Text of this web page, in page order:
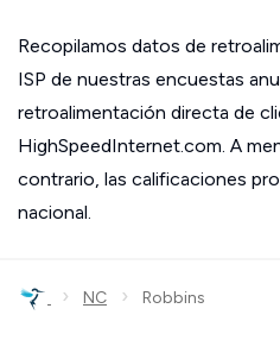
Recopilamos datos de
ISP de nuestras encuestas
retroalimentación directa de
HighSpeedInternet.com. A
contrario, las calificaciones
nacional.
› NC › Robbins